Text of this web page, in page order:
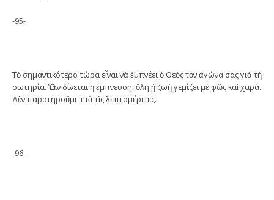
-95-
Τὸ σημαντικότερο τώρα εἶναι νὰ ἐμπνέει ὁ Θεὸς τὸν ἀγώνα σας γιὰ τὴ
σωτηρία. Ὅταν δίνεται ἡ ἔμπνευση, ὅλη ἡ ζωὴ γεμίζει μὲ φῶς καὶ χαρά.
Δὲν παρατηροῦμε πιὰ τὶς λεπτομέρειες.
-96-